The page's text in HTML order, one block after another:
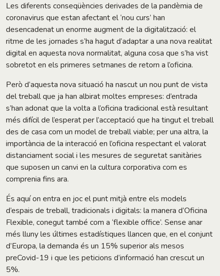
Les diferents conseqüències derivades de la pandèmia de
coronavirus que estan afectant el ‘nou curs’ han
desencadenat un enorme augment de la digitalització: el
ritme de les jornades s’ha hagut d’adaptar a una nova realitat
digital en aquesta nova normalitat, alguna cosa que s’ha vist
sobretot en els primeres setmanes de retorn a l’oficina.
Però d’aquesta nova situació ha nascut un nou punt de vista
del treball que ja han albirat moltes empreses: d’entrada
s’han adonat que la volta a l’oficina tradicional està resultant
més difícil de l’esperat per l’acceptació que ha tingut el treball
des de casa com un model de treball viable; per una altra, la
importància de la interacció en l’oficina respectant el valorat
distanciament social i les mesures de seguretat sanitàries
que suposen un canvi en la cultura corporativa com es
comprenia fins ara.
És aquí on entra en joc el punt mitjà entre els models
d’espais de treball, tradicionals i digitals: la manera d’Oficina
Flexible, conegut també com a ‘flexible office’. Sense anar
més lluny les últimes estadístiques llancen que, en el conjunt
d’Europa, la demanda és un 15% superior als mesos
preCovid-19 i que les peticions d’informació han crescut un
5%.